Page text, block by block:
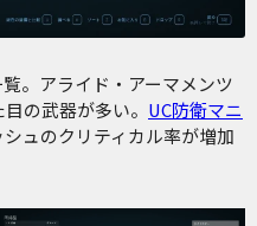
。アライド・アーマメンツ
の武器が多い。 UC防衛マニ
ュのクリティカル率が増加